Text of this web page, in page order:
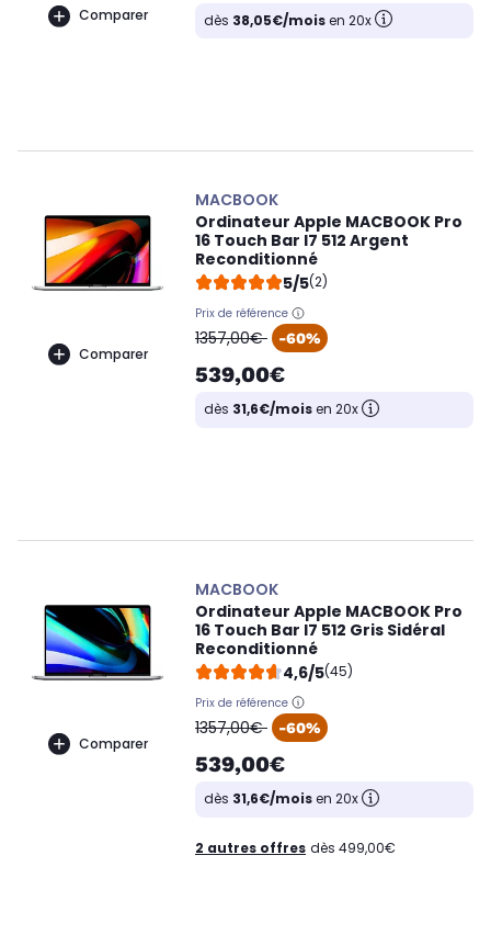
Comparer dès 38,05€/moisen 20x
Comparer
MACBOOK
Ordinateur Apple MACBOOK Pro
16 Touch Bar I7 512 Argent
Reconditionné
5/5(2)
Prix de référence
oldPrice
1357,00€ -60%
539,00€
dès 31,6€/moisen 20x
Comparer
MACBOOK
Ordinateur Apple MACBOOK Pro
16 Touch Bar I7 512 Gris Sidéral
Reconditionné
4,6/5(45)
Prix de référence
oldPrice
1357,00€ -60%
539,00€
dès 31,6€/moisen 20x
2 autres offres dès 499,00€